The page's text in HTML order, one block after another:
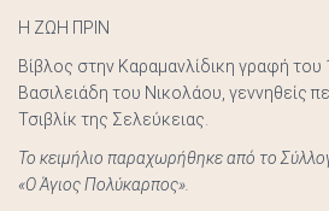
Η ΖΩΗ ΠΡΙΝ
Βίβλος στην Καραμανλίδικη γραφή του
Βασιλειάδη του Νικολάου, γεννηθείς
Τσιβλίκ της Σελεύκειας.
Το κειμήλιο παραχωρήθηκε από το
«Ο Άγιος Πολύκαρπος».